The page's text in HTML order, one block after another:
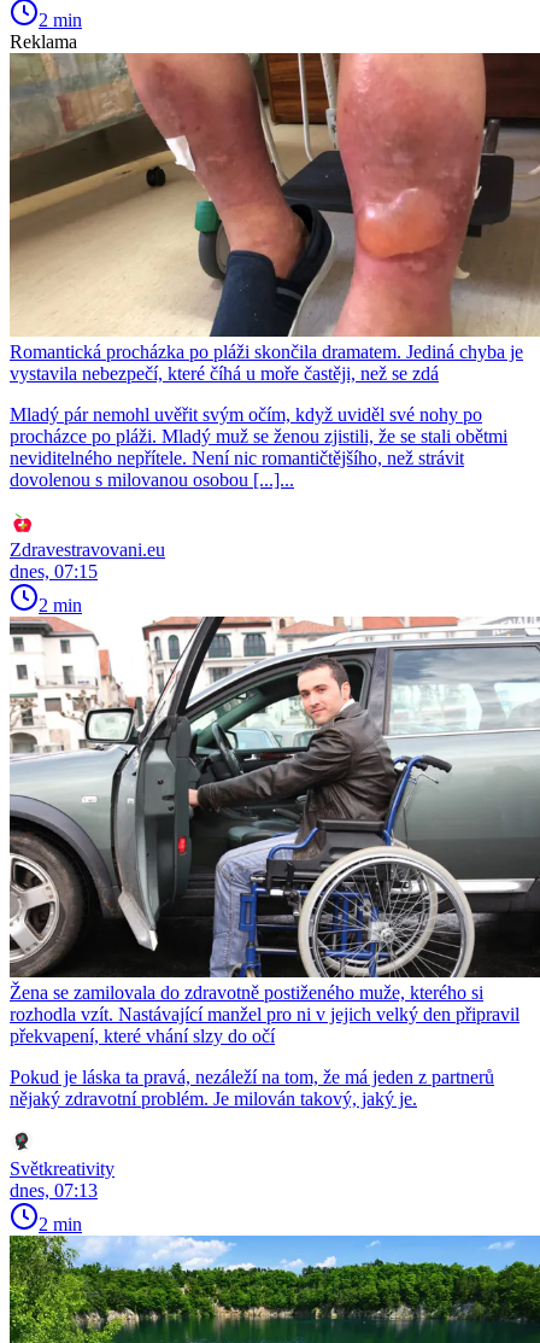
2 min
Reklama
Romantická procházka po pláži skončila dramatem. Jediná chyba je
vystavila nebezpečí, které číhá u moře častěji, než se zdá
Mladý pár nemohl uvěřit svým očím, když uviděl své nohy po
procházce po pláži. Mladý muž se ženou zjistili, že se stali obětmi
neviditelného nepřítele. Není nic romantičtějšího, než strávit
dovolenou s milovanou osobou [...]...
Zdravestravovani.eu
dnes, 07:15
2 min
Žena se zamilovala do zdravotně postiženého muže, kterého si
rozhodla vzít. Nastávající manžel pro ni v jejich velký den připravil
překvapení, které vhání slzy do očí
Pokud je láska ta pravá, nezáleží na tom, že má jeden z partnerů
nějaký zdravotní problém. Je milován takový, jaký je.
Světkreativity
dnes, 07:13
2 min